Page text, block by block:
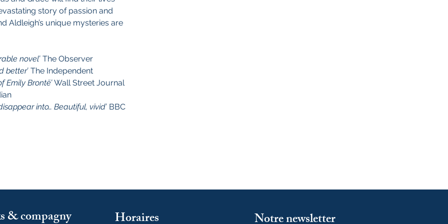
story of passion and
Aldleigh’s unique mysteries are
novel’ The Observer
better’ The Independent
Emily Brontë’ Wall Street Journal
into… Beautiful, vivid’ BBC
& compagny Horaires